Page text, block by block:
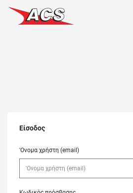
Είσοδος
'Ονομα χρήστη (email)